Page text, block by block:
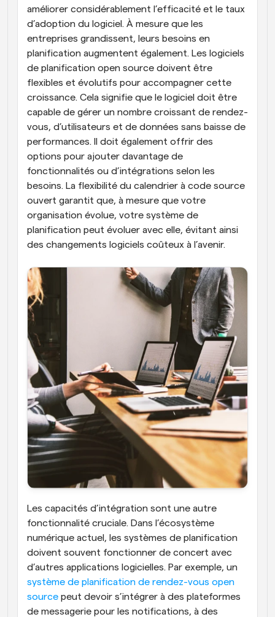
améliorer considérablement l’efficacité et le taux
d’adoption du logiciel. À mesure que les
entreprises grandissent, leurs besoins en
planification augmentent également. Les logiciels
de planification open source doivent être
flexibles et évolutifs pour accompagner cette
croissance. Cela signifie que le logiciel doit être
capable de gérer un nombre croissant de rendez-
vous, d’utilisateurs et de données sans baisse de
performances. Il doit également offrir des
options pour ajouter davantage de
fonctionnalités ou d’intégrations selon les
besoins. La flexibilité du calendrier à code source
ouvert garantit que, à mesure que votre
organisation évolue, votre système de
planification peut évoluer avec elle, évitant ainsi
des changements logiciels coûteux à l’avenir.
Les capacités d’intégration sont une autre
fonctionnalité cruciale. Dans l’écosystème
numérique actuel, les systèmes de planification
doivent souvent fonctionner de concert avec
d’autres applications logicielles. Par exemple, un
système de planification de rendez-vous open
source peut devoir s’intégrer à des plateformes
de messagerie pour les notifications, à des